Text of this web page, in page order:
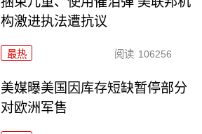
构激进执法遭抗议
最热 阅读 106256
美媒曝美国因库存短缺暂停部分
对欧洲军售